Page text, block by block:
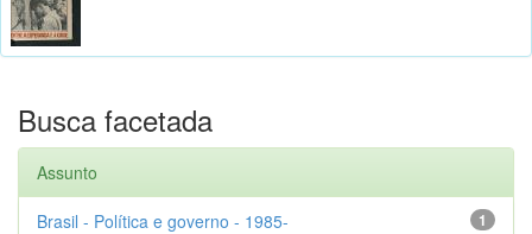
Busca facetada
Assunto
1
Brasil - Política e governo - 1985-